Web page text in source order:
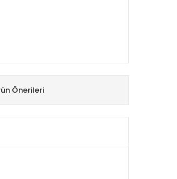
Önerileri